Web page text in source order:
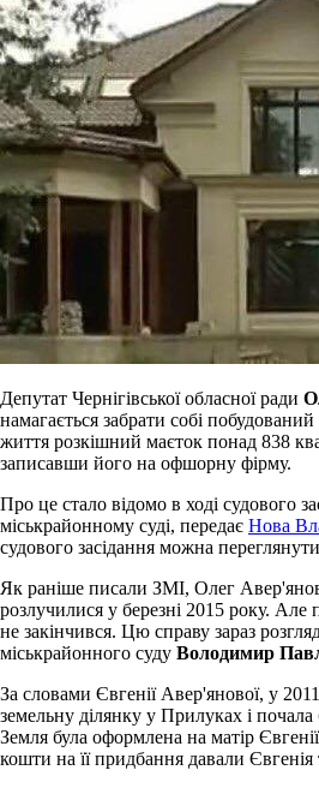
Депутат Чернігівської обласної ради
намагається забрати собі
життя розкішний маєток понад 838
записавши його на офшорну фірму.
Про це стало відомо в ході судового
міськрайонному суді, передає Нова
судового засідання можна
Як раніше писали ЗМІ, Олег
розлучилися у березні 2015 року.
не закінчився. Цю справу зараз
міськрайонного суду Володимир
За словами Євгенії Авер'янової, у
земельну ділянку у Прилуках і
Земля була оформлена на матір
кошти на її придбання давали